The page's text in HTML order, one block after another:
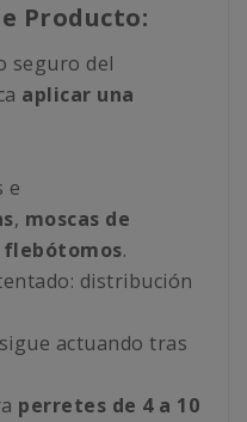
Producto:
seguro del
aplicar una
e
, moscas de
flebótomos.
distribución
actuando tras
perretes de 4 a 10